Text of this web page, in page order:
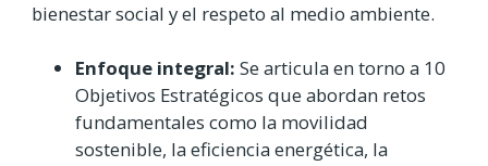
bienestar social y el respeto al medio ambiente.
Enfoque integral: Se articula en torno a 10
Objetivos Estratégicos que abordan retos
fundamentales como la movilidad
sostenible, la eficiencia energética, la